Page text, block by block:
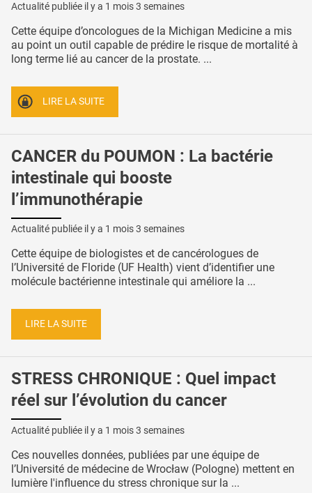
Actualité publiée il y a 1 mois 3 semaines
Cette équipe d’oncologues de la Michigan Medicine a mis
au point un outil capable de prédire le risque de mortalité à
long terme lié au cancer de la prostate. ...
LIRE LA SUITE
CANCER du POUMON : La bactérie
intestinale qui booste
l’immunothérapie
Actualité publiée il y a 1 mois 3 semaines
Cette équipe de biologistes et de cancérologues de
l’Université de Floride (UF Health) vient d’identifier une
molécule bactérienne intestinale qui améliore la ...
LIRE LA SUITE
STRESS CHRONIQUE : Quel impact
réel sur l’évolution du cancer
Actualité publiée il y a 1 mois 3 semaines
Ces nouvelles données, publiées par une équipe de
l’Université de médecine de Wrocław (Pologne) mettent en
lumière l'influence du stress chronique sur la ...